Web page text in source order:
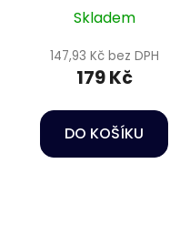
Skladem
147,93 Kč bez DPH
179 Kč
DO KOŠÍKU